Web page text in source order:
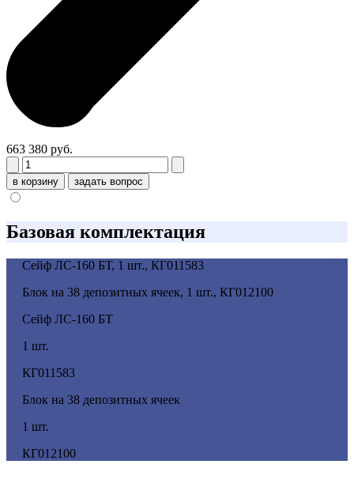
663 380 руб.
в корзину задать вопрос
Базовая комплектация
Сейф ЛС-160 БТ, 1 шт., КГ011583
Блок на 38 депозитных ячеек, 1 шт., КГ012100
Сейф ЛС-160 БТ
1 шт.
КГ011583
Блок на 38 депозитных ячеек
1 шт.
КГ012100